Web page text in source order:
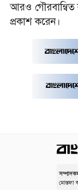
আরও
প্রকাশ করেন।
মোস্তফা